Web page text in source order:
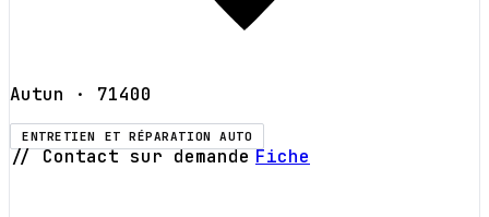
Autun · 71400
ENTRETIEN ET RÉPARATION AUTO
// Contact sur demande Fiche